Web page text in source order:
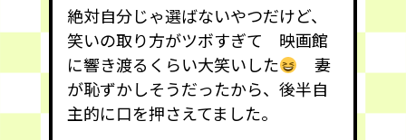
絶対自分じゃ選ばないやつだけど、
笑いの取り方がツボすぎて 映画館
に響き渡るくらい大笑いした
妻
が恥ずかしそうだったから、後半自
主的に口を押さえてました。